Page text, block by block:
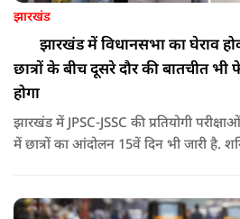
झारखंड
झारखंड में विधानसभा का घेराव
छात्रों के बीच दूसरे दौर की बातचीत
होगा
झारखंड में JPSC-JSSC की प्रतियोगी
में छात्रों का आंदोलन 15वें दिन भी जारी है.